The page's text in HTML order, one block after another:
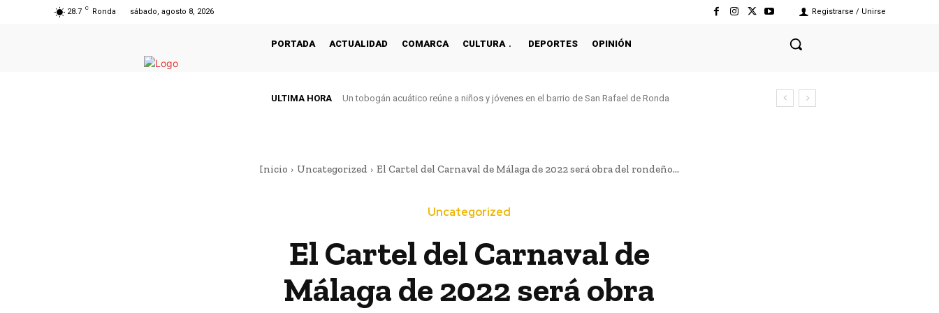
28.7 C Ronda sábado, agosto 8, 2026 Registrarse / Unirse
PORTADA ACTUALIDAD COMARCA CULTURA DEPORTES OPINIÓN
ULTIMA HORA Un tobogán acuático reúne a niños y jóvenes en el barrio de San Rafael de Ronda
Inicio Uncategorized El Cartel del Carnaval de Málaga de 2022 será obra del rondeño...
Uncategorized
El Cartel del Carnaval de
Málaga de 2022 será obra